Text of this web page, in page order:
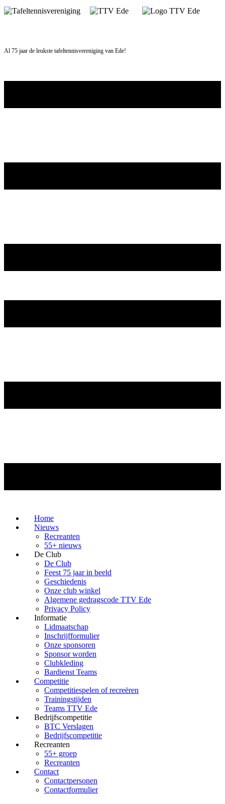
Skip
to
Al 75 jaar de leukste tafeltennisvereniging van Ede!
Home
Nieuws
Recreanten
55+ nieuws
De Club
De Club
Feest 75 jaar in beeld
Geschiedenis
Onze club winkel
Algemene gedragscode TTV Ede
Privacy Policy
Informatie
Lidmaatschap
Inschrijfformulier
Onze sponsoren
Sponsor worden
Clubkleding
Bardienst Teams
Competitie
Competitiespelen of recreëren
Trainingstijden
Teams TTV Ede
Bedrijfscompetitie
BTC Verslagen
Bedrijfscompetitie
Recreanten
55+ groep
Recreanten
Contact
Contactpersonen
Contactformulier